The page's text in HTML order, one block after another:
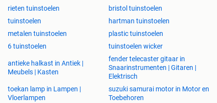
rieten tuinstoelen
bristol tuinstoelen
tuinstoelen
hartman tuinstoelen
metalen tuinstoelen
plastic tuinstoelen
6 tuinstoelen
tuinstoelen wicker
antieke halkast in Antiek |
Meubels | Kasten
fender telecaster gitaar in
Snaarinstrumenten | Gitaren |
Elektrisch
toekan lamp in Lampen |
Vloerlampen
suzuki samurai motor in Motor en
Toebehoren